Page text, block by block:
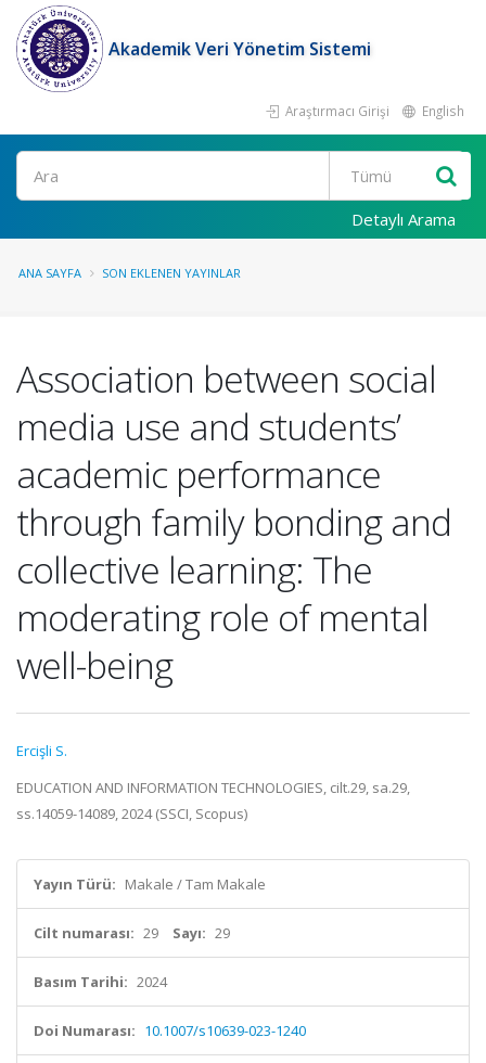
Akademik Veri Yönetim Sistemi
Araştırmacı Girişi English
Ara
Detaylı Arama
ANA SAYFA SON EKLENEN YAYINLAR
Association between social
media use and students’
academic performance
through family bonding and
collective learning: The
moderating role of mental
well-being
Ercişli S.
EDUCATION AND INFORMATION TECHNOLOGIES, cilt.29, sa.29,
ss.14059-14089, 2024 (SSCI, Scopus)
Yayın Türü: Makale / Tam Makale
Cilt numarası: 29 Sayı: 29
Basım Tarihi: 2024
Doi Numarası: 10.1007/s10639-023-1240